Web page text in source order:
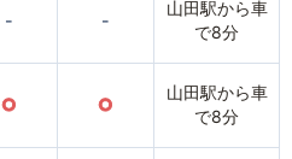
- -
山田駅から車
で8分
○ ○
山田駅から車
で8分